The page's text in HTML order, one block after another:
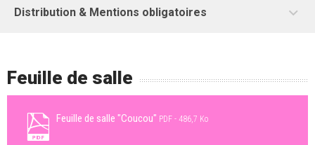
Distribution & Mentions obligatoires
Feuille de salle
Feuille de salle "Coucou" PDF 486,7 Ko